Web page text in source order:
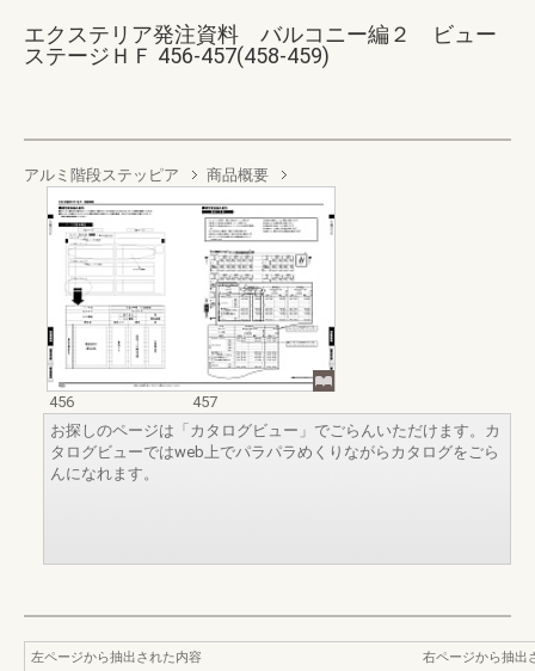
エクステリア発注資料 バルコニー編２ ビュー
ステージＨＦ 456-457(458-459)
アルミ階段ステッピア 商品概要
456
457
お探しのページは「カタログビュー」でごらんいただけます。カ
タログビューではweb上でパラパラめくりながらカタログをごら
んになれます。
左ページから抽出された内容
右ページから抽出